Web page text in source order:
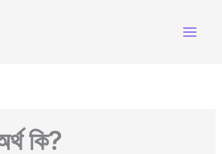
কি?